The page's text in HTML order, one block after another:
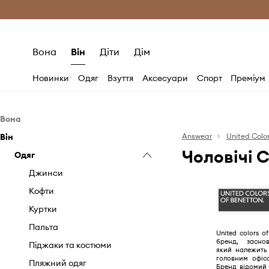
Безкоштовна доставка з ЄС (від 2800
Вона Він Діти Дім
Новинки Одяг Взуття Аксесуари Спорт Преміум
Вона
Блузки та сорочки
Джинси
Комбінезони
Кофти
Купальники
Куртки
Пальта
Аксесуари
Головні убори
Косметички та несесери
Плавальні аксесуари
Ремені
Рукавиці
Сумочки
Він
Одяг
Джинси
Кофти
Куртки
Пальта
Піджаки та костюми
Пляжний одяг
Answear United
Чоловічі
United colors of
бренд,
який
головним
Бренд